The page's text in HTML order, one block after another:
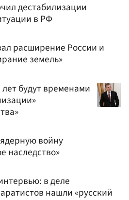
дестабилизации
в РФ
расширение России и
земель»
будут временами
войну
наследство»
в деле
нашли «русский